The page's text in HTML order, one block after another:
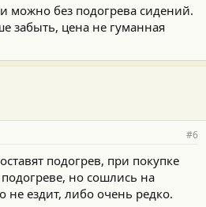
можно без подогрева сидений.
забыть, цена не гуманная
#6
подогрев, при покупке
но сошлись на
не ездит, либо очень редко.